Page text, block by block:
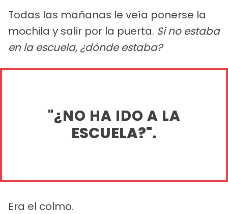
Todas las mañanas le veía ponerse la
mochila y salir por la puerta. Si no estaba
en la escuela, ¿dónde estaba?
"¿NO HA IDO A LA
ESCUELA?".
Era el colmo.